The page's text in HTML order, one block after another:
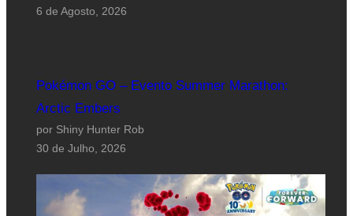
6 de Agosto, 2026
Pokémon GO – Evento Summer Marathon:
Arctic Embers
por Shiny Hunter Rob
30 de Julho, 2026